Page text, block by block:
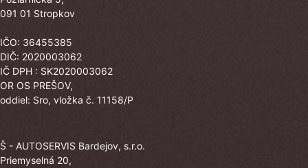
091 01 Stropkov
IČO: 36455385
DIČ: 2020003062
IČ DPH : SK2020003062
OR OS PREŠOV,
oddiel: Sro, vložka č. 11158/P
Š - AUTOSERVIS Bardejov, s.r.o.
Priemyselná 20,